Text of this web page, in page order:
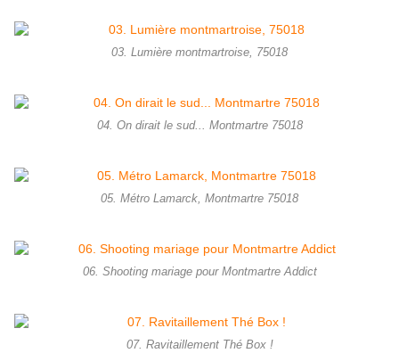
03. Lumière montmartroise, 75018
04. On dirait le sud... Montmartre 75018
05. Métro Lamarck, Montmartre 75018
06. Shooting mariage pour Montmartre Addict
07. Ravitaillement Thé Box !